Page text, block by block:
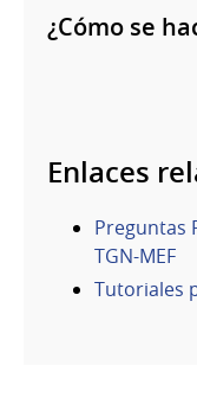
¿Cómo se
Enlaces
Preguntas
TGN-MEF
Tutoriales